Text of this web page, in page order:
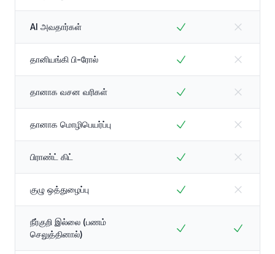
AI அவதார்கள்
தானியங்கி பி-ரோல்
தானாக வசன வரிகள்
தானாக மொழிபெயர்ப்பு
பிராண்ட் கிட்
குழு ஒத்துழைப்பு
நீர்குறி இல்லை (பணம்
செலுத்தினால்)